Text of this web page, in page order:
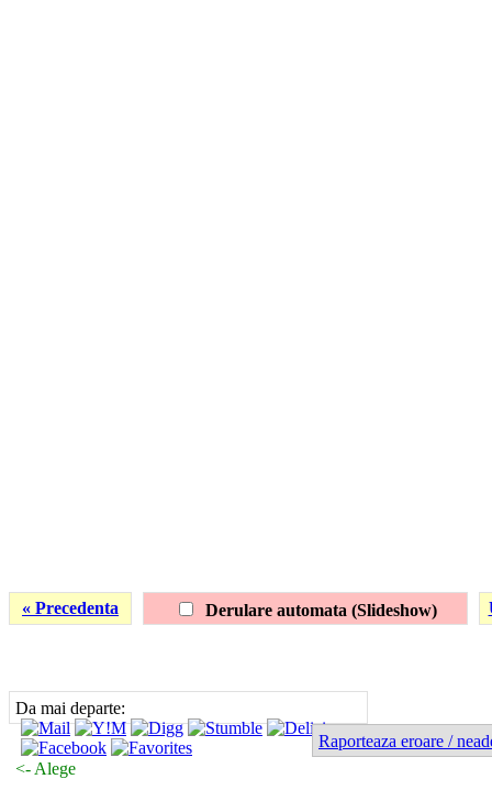
« Precedenta Derulare automata (Slideshow)
Da mai departe:
<- Alege
Raporteaza eroare /